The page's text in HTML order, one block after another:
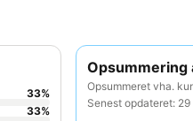
Opsummering
Opsummeret vha.
Senest opdateret:
33%
33%